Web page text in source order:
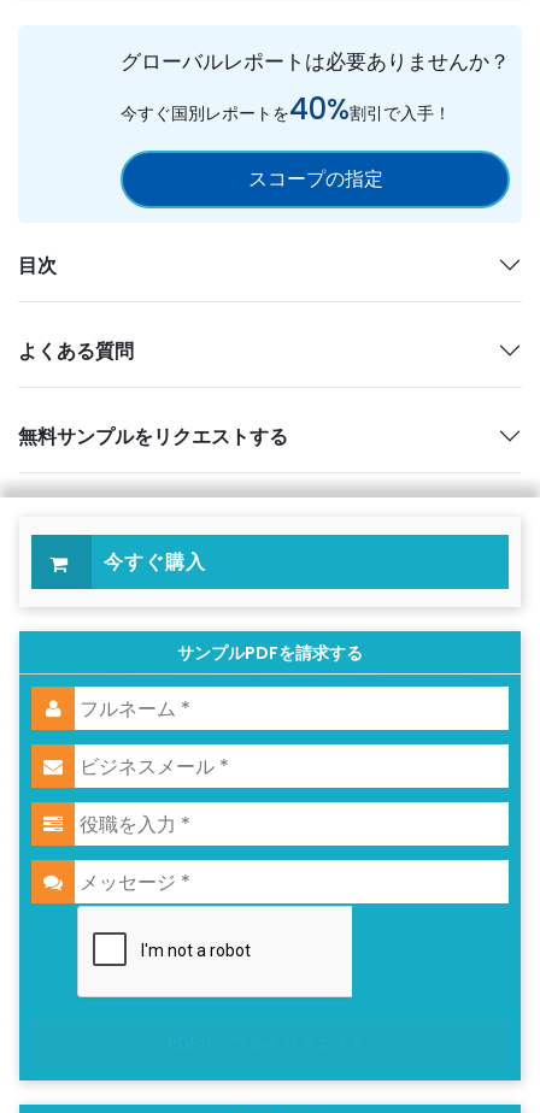
グローバルレポートは必要ありませんか？
今すぐ国別レポートを40%割引で入手！
スコープの指定
目次
よくある質問
無料サンプルをリクエストする
今すぐ購入
サンプルPDFを請求する